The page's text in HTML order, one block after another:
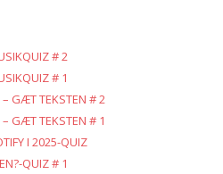
# 2
# 1
GÆT TEKSTEN # 2
GÆT TEKSTEN # 1
I 2025-QUIZ
QUIZ # 1